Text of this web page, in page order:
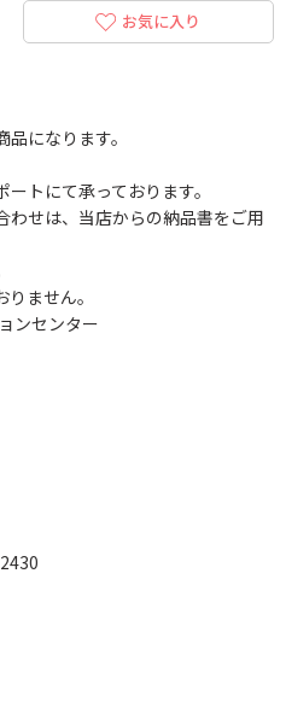
お気に入り
になります。
トにて承っております。
わせは、当店からの納品書をご用
ません。
ンセンター